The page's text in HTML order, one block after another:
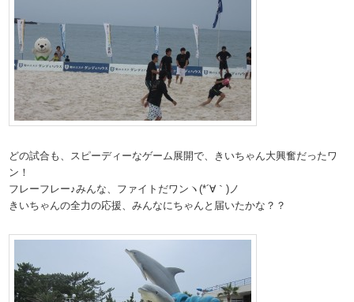
どの試合も、スピーディーなゲーム展開で、きいちゃん大興奮だったワ
ン！
フレーフレー♪みんな、ファイトだワンヽ(*´∀｀)ノ
きいちゃんの全力の応援、みんなにちゃんと届いたかな？？